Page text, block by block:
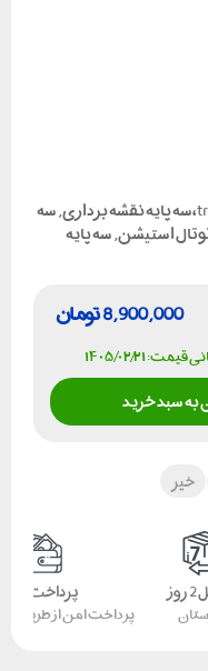
,سه
استیشن,سه پایه
تومان8,900,000
۱۴۰۵/۰۲/۲۱
به سبد خرید
خیر
پرداخت امن
پرداخت امن از طریق